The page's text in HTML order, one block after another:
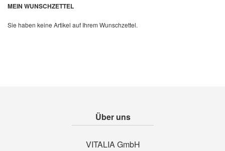
Quickview
MEIN WUNSCHZETTEL
Sie haben keine Artikel auf Ihrem Wunschzettel.
Über uns
VITALIA GmbH